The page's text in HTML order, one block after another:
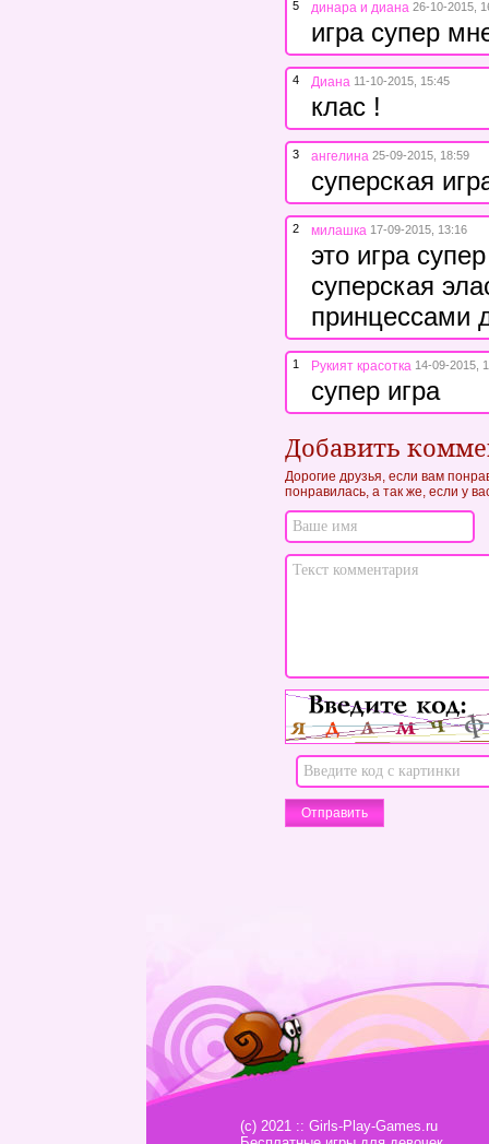
5 динара и диана 26-10-2015,
игра супер
4 Диана 11-10-2015, 15:45
клас !
3 ангелина 25-09-2015, 18:59
суперская
2 милашка 17-09-2015, 13:16
это игра
суперская
принцессами
1 Рукият красотка 14-09-2015,
супер игра
Добавить
Дорогие друзья, если вам
понравилась, а так же, если у
(c) 2021 :: Girls-Play-Games.ru